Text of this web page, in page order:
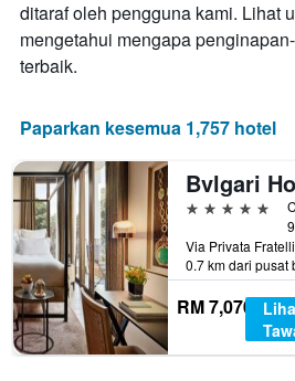
sebelum
penginapan
Carta
mempunyai
paksi
Y
yang
memaparkan
harga
purata
bilik
ditaraf oleh pengguna kami. Lihat
mengetahui mengapa
terbaik.
Paparkan kesemua 1,757 hotel
5 bintang
0.7 km dari pusat
RM 7,070